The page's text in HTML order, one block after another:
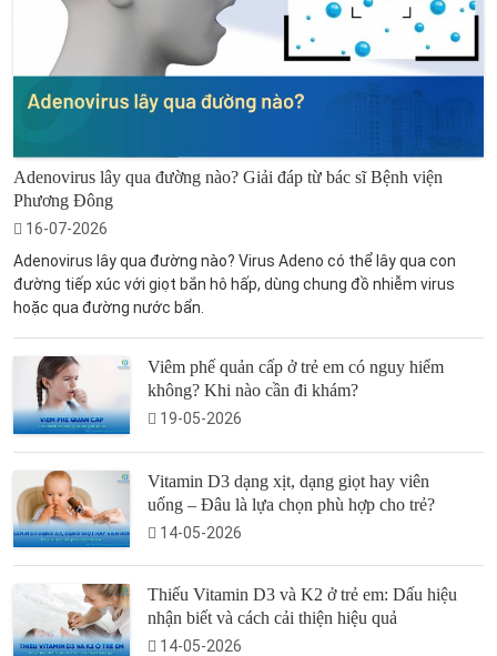
Adenovirus lây qua đường nào? Giải đáp từ bác sĩ Bệnh viện
Phương Đông
16-07-2026
Adenovirus lây qua đường nào? Virus Adeno có thể lây qua con
đường tiếp xúc với giọt bắn hô hấp, dùng chung đồ nhiễm virus
hoặc qua đường nước bẩn.
Viêm phế quản cấp ở trẻ em có nguy hiểm
không? Khi nào cần đi khám?
19-05-2026
Vitamin D3 dạng xịt, dạng giọt hay viên
uống – Đâu là lựa chọn phù hợp cho trẻ?
14-05-2026
Thiếu Vitamin D3 và K2 ở trẻ em: Dấu hiệu
nhận biết và cách cải thiện hiệu quả
14-05-2026